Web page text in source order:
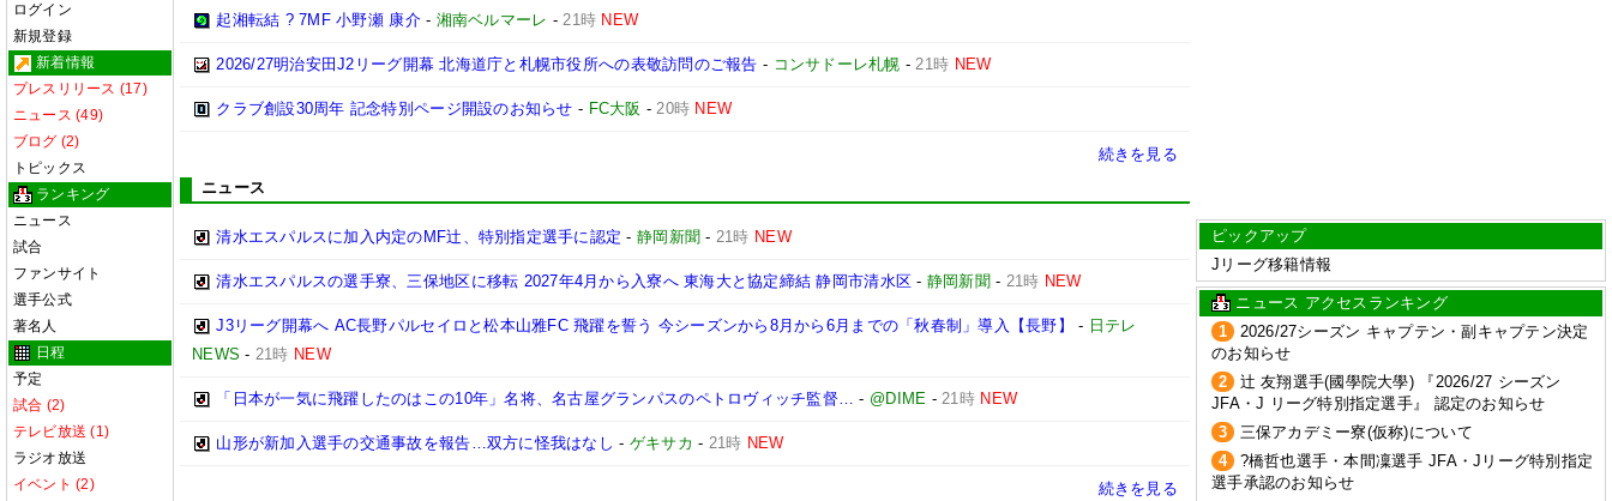
ログイン
新規登録
新着情報
プレスリリース (17)
ニュース (49)
ブログ (2)
トピックス
ランキング
ニュース
試合
ファンサイト
選手公式
著名人
日程
予定
試合 (2)
テレビ放送 (1)
ラジオ放送
イベント (2)
起湘転結 ? 7MF 小野瀬 康介- 湘南ベルマーレ -21時 NEW
2026/27明治安田J2リーグ開幕 北海道庁と札幌市役所への表敬訪問のご報告 - コンサドーレ札幌 -21時 NEW
クラブ創設30周年 記念特別ページ開設のお知らせ - FC大阪 -20時 NEW
続きを見る
ニュース
清水エスパルスに加入内定のMF辻、特別指定選手に認定 -静岡新聞 - 21時 NEW
清水エスパルスの選手寮、三保地区に移転 2027年4月から入寮へ 東海大と協定締結 静岡市清水区 - 静岡新聞 - 21時 NEW
J3リーグ開幕へ AC長野パルセイロと松本山雅FC 飛躍を誓う 今シーズンから8月から6月までの「秋春制」導入【長野】 - 日テレ
NEWS - 21時 NEW
「日本が一気に飛躍したのはこの10年」名将、名古屋グランパスのペトロヴィッチ監督… - @DIME -21時 NEW
山形が新加入選手の交通事故を報告…双方に怪我はなし - ゲキサカ - 21時 NEW
続きを見る
ピックアップ
Jリーグ移籍情報
ニュース アクセスランキング
1
2026/27シーズン キャプテン・副キャプテン決定
のお知らせ
2
辻 友翔選手(國學院大學) 『2026/27 シーズン
JFA・J リーグ特別指定選手』 認定のお知らせ
3
三保アカデミー寮(仮称)について
4
?橋哲也選手・本間凜選手 JFA・Jリーグ特別指定
選手承認のお知らせ